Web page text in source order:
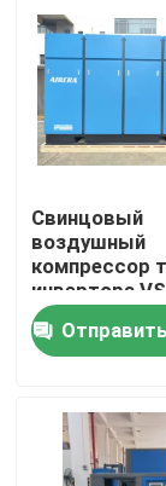
Главная
Ролики
Свинцовый
воздушный
компрессор
инвертора